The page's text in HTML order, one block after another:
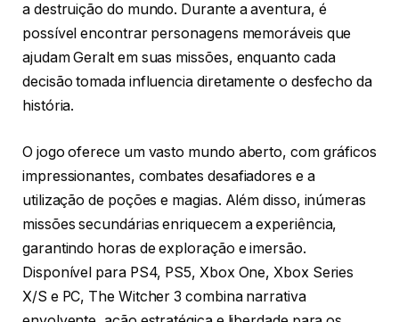
a destruição do mundo. Durante a aventura, é
possível encontrar personagens memoráveis que
ajudam Geralt em suas missões, enquanto cada
decisão tomada influencia diretamente o desfecho da
história.
O jogo oferece um vasto mundo aberto, com gráficos
impressionantes, combates desafiadores e a
utilização de poções e magias. Além disso, inúmeras
missões secundárias enriquecem a experiência,
garantindo horas de exploração e imersão.
Disponível para PS4, PS5, Xbox One, Xbox Series
X/S e PC, The Witcher 3 combina narrativa